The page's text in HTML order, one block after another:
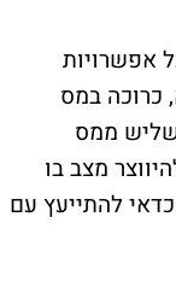
אפשרויות
כרוכה במס
ממס
מצב בו
להתייעץ עם